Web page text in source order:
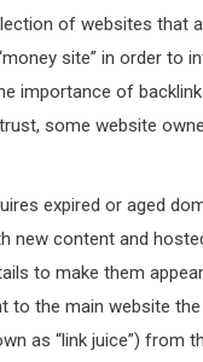
of websites that
site” in order to
importance of
some website
expired or aged
new content and
to make them
to the main website
as “link juice”) from